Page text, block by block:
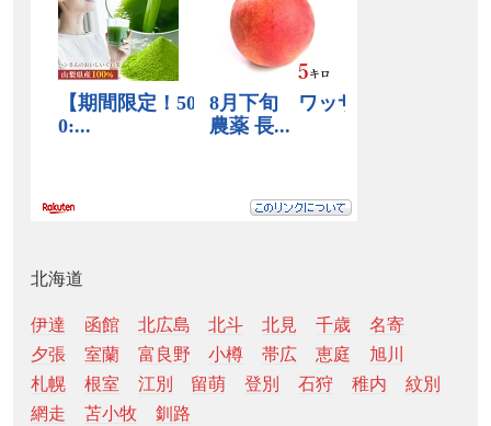
北海道
伊達 函館 北広島 北斗 北見 千歳
名寄
夕張
室蘭 富良野 小樽 帯広 恵庭
旭川
札幌
根室 江別 留萌 登別 石狩 稚内
紋別
網走
苫小牧 釧路